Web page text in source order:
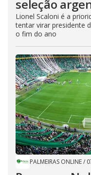
seleção
Lionel Scaloni é a
tentar virar presidente
o fim do ano
PALMEIRAS ONLINE/